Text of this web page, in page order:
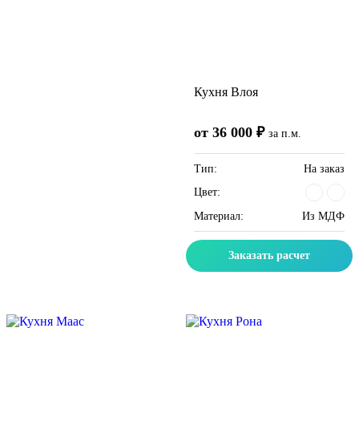
Кухня Влоя
от 36 000 ₽ за п.м.
Тип:
На заказ
Цвет:
Материал:
Из МДФ
Заказать расчет